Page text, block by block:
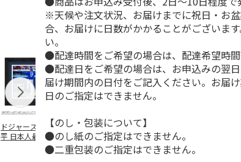
ドジャース 大谷翔
平 日本人最多53試
合連続出塁記念 ダ
MLB ドジャース 大
谷翔平 2026 NL 3・
4月投手…
平 日本人最多53試
合連続出塁記念 コ
イ…
※天候や注文状況、お届けまでに祝日・お
合、お届けに日数がかかることがございま
い。
●配達時間をご希望の場合は、配達希望時間
●配達日をご希望の場合は、お申込みの翌
届け期間内の日付をご記入ください。お届
日のご指定はできません。
【のし・包装について】
●のし紙のご指定はできません。
●二重包装のご指定はできません。